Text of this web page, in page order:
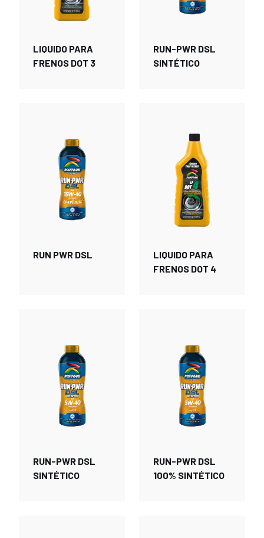
LIQUIDO PARA
FRENOS DOT 3
RUN-PWR DSL
SINTÉTICO
RUN PWR DSL
LIQUIDO PARA
FRENOS DOT 4
RUN-PWR DSL
SINTÉTICO
RUN-PWR DSL
100% SINTÉTICO